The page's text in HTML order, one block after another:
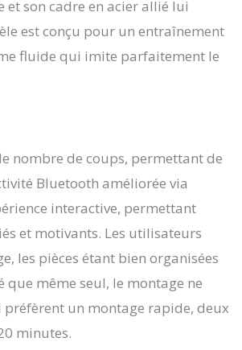
léger à un entraînement
【STRUCTURE SOLIDE ET
poignées antidérapantes et
RAPIDE】Montez votre
seule personne suffit pour
rapidement. 【ENGAGEMENT
& Fitness propose des
un service client expert pour vous
son cadre en acier allié lui
est conçu pour un entraînement
fluide qui imite parfaitement le
nombre de coups, permettant de
Bluetooth améliorée via
interactive, permettant
et motivants. Les utilisateurs
les pièces étant bien organisées
même seul, le montage ne
préfèrent un montage rapide, deux
minutes.